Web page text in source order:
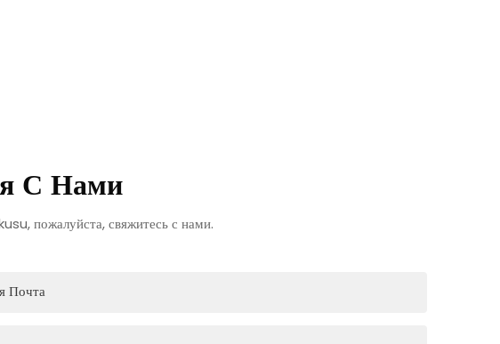
С Нами
пожалуйста, свяжитесь с нами.
Почта